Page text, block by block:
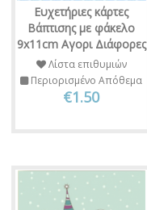
Ευχετήριες κάρτες
Βάπτισης με φάκελο
9x11cm Αγορι Διάφορες
Λίστα επιθυμιών
Περιορισμένο Απόθεμα
€1.50